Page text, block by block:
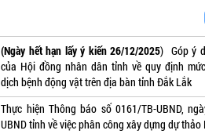
(Ngày hết hạn lấy ý kiến 26/12/2025) Góp ý
của Hội đồng nhân dân tỉnh về quy định
dịch bệnh động vật trên địa bàn tỉnh Đắk Lắk
Thực hiện Thông báo số 0161/TB-UBND,
UBND tỉnh về việc phân công xây dựng dự